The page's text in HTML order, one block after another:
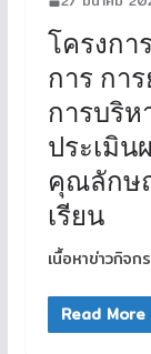
โครงกา
การ กา
การบริ
ประเมิ
คุณลักษ
เรียน
เนื้อหาข่าวกิจก
Read More